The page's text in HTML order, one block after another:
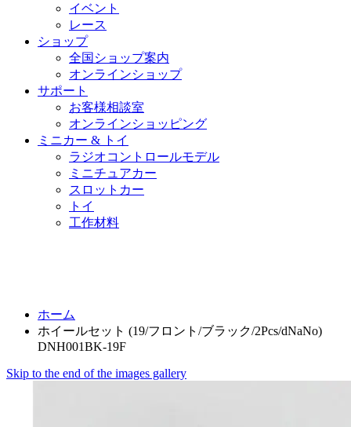
イベント
レース
ショップ
全国ショップ案内
オンラインショップ
サポート
お客様相談室
オンラインショッピング
ミニカー & トイ
ラジオコントロールモデル
ミニチュアカー
スロットカー
トイ
工作材料
ホーム
ホイールセット (19/フロント/ブラック/2Pcs/dNaNo)
DNH001BK-19F
Skip to the end of the images gallery